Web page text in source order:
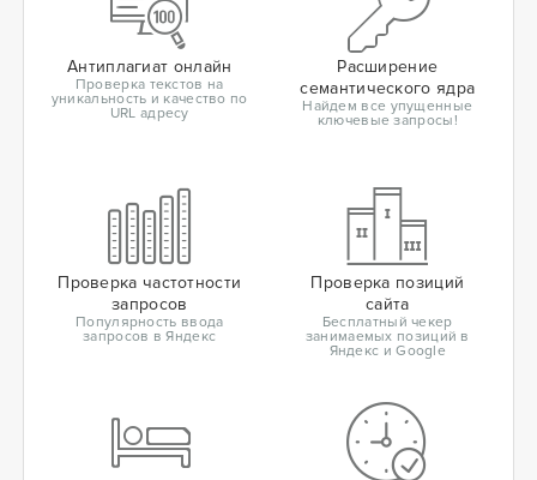
Антиплагиат онлайн
Проверка текстов на
уникальность и качество по
URL адресу
Расширение
семантического ядра
Найдем все упущенные
ключевые запросы!
Проверка частотности
запросов
Популярность ввода
запросов в Яндекс
Проверка позиций
сайта
Бесплатный чекер
занимаемых позиций в
Яндекс и Google